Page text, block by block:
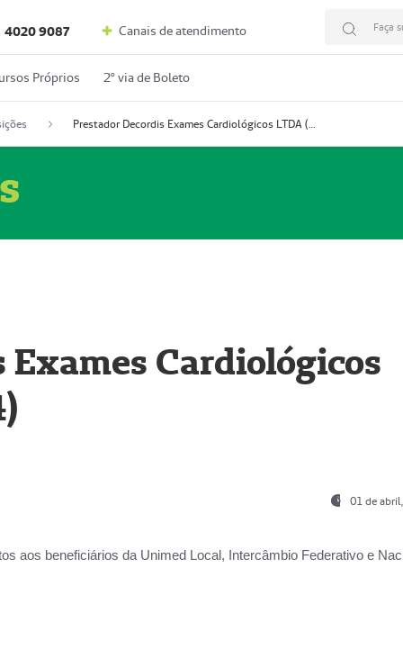
4020 9087 Canais de atendimento Faça
Próprios 2º via de Boleto
Prestador Decordis Exames Cardiológicos LTDA (51004347-4)
Cardiológicos
01 de
aos beneficiários da Unimed Local, Intercâmbio Federativo e